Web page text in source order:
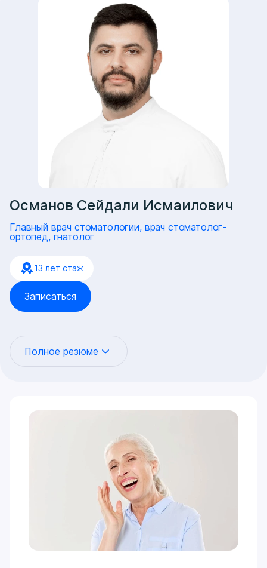
Османов Сейдали Исмаилович
Главный врач стоматологии, врач стоматолог-
ортопед, гнатолог
13 лет стаж
Записаться
Полное резюме
вмешательство — от небольшой реставрации до
а с математически выверенным учетом работы
височно-нижнечелюстного сустава (ВНЧС) и
Цифровая ортопедия и нейромышечный баланс:
Протезирование (виниры, коронки, капы, All-on-
4/6) не просто восстанавливает эстетику, а
перезапускает физиологичную работу всей
зубочелюстной системы.
Сложная хирургия и имплантация:Удаление